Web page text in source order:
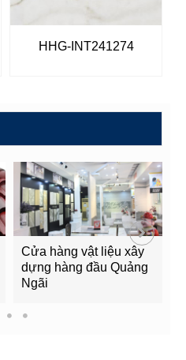
HHG-INT241274
Cửa hàng vật liệu xây
dựng hàng đầu Quảng
Ngãi
2 3